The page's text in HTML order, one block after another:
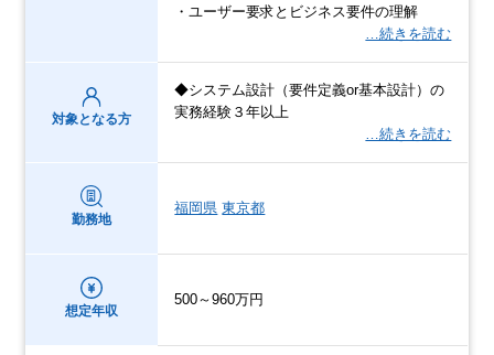
・ユーザー要求とビジネス要件の理解
…続きを読む
対象となる方
◆システム設計（要件定義or基本設計）の
実務経験３年以上
…続きを読む
勤務地
福岡県 東京都
想定年収
500～960万円